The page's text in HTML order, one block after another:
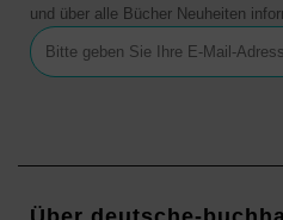
und über alle Bücher Neuheiten